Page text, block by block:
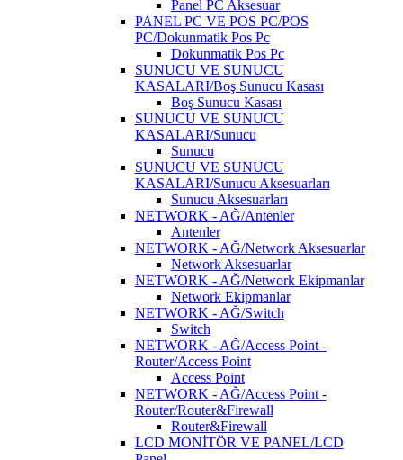
Panel PC Aksesuar
PANEL PC VE POS PC/POS
PC/Dokunmatik Pos Pc
Dokunmatik Pos Pc
SUNUCU VE SUNUCU
KASALARI/Boş Sunucu Kasası
Boş Sunucu Kasası
SUNUCU VE SUNUCU
KASALARI/Sunucu
Sunucu
SUNUCU VE SUNUCU
KASALARI/Sunucu Aksesuarları
Sunucu Aksesuarları
NETWORK - AĞ/Antenler
Antenler
NETWORK - AĞ/Network Aksesuarlar
Network Aksesuarlar
NETWORK - AĞ/Network Ekipmanlar
Network Ekipmanlar
NETWORK - AĞ/Switch
Switch
NETWORK - AĞ/Access Point -
Router/Access Point
Access Point
NETWORK - AĞ/Access Point -
Router/Router&Firewall
Router&Firewall
LCD MONİTÖR VE PANEL/LCD